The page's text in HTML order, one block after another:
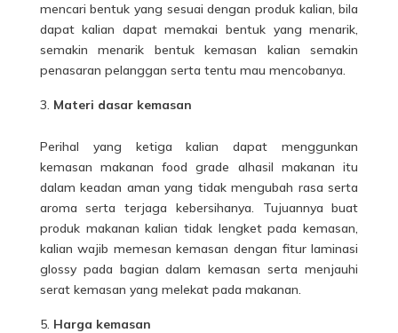
mencari bentuk yang sesuai dengan produk kalian, bila
dapat kalian dapat memakai bentuk yang menarik,
semakin menarik bentuk kemasan kalian semakin
penasaran pelanggan serta tentu mau mencobanya.
Materi dasar kemasan
Perihal yang ketiga kalian dapat menggunkan
kemasan makanan food grade alhasil makanan itu
dalam keadan aman yang tidak mengubah rasa serta
aroma serta terjaga kebersihanya. Tujuannya buat
produk makanan kalian tidak lengket pada kemasan,
kalian wajib memesan kemasan dengan fitur laminasi
glossy pada bagian dalam kemasan serta menjauhi
serat kemasan yang melekat pada makanan.
Harga kemasan